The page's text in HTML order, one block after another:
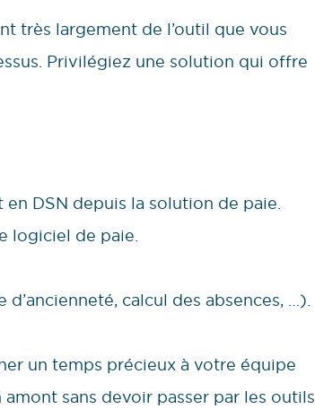
très largement de l’outil que vous
Privilégiez une solution qui offre
DSN depuis la solution de paie.
logiciel de paie.
calcul des absences, …).
un temps précieux à votre équipe
sans devoir passer par les outils